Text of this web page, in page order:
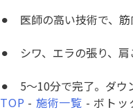
⚫︎ 医師の高い技術で、
⚫︎ シワ、エラの張り、
⚫︎ 5～10分で完了。ダウ
TOP - 施術一覧 - ボトッ